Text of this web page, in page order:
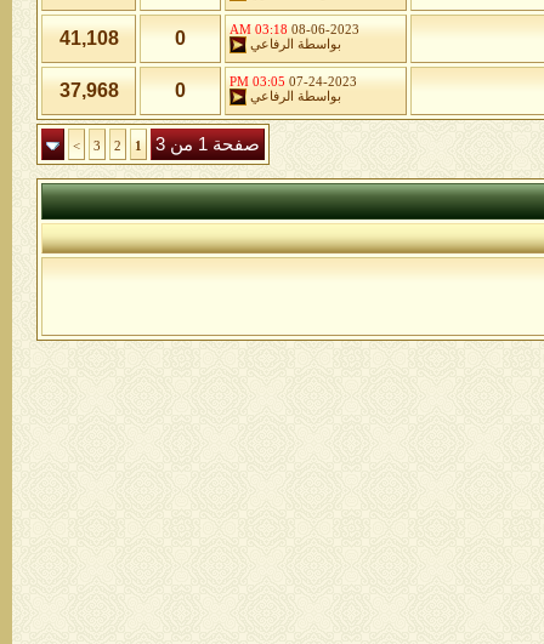
08-06-2023
03:18 AM
بواسطة
الرفاعي 0
41,108
07-24-2023
03:05 PM
بواسطة
الرفاعي 0
37,968
صفحة 1 من 3 1
2
3
>